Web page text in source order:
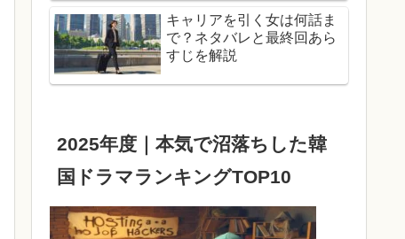
キャリアを引く女は何話ま
で？ネタバレと最終回あら
すじを解説
2025年度｜本気で沼落ちした韓
国ドラマランキングTOP10